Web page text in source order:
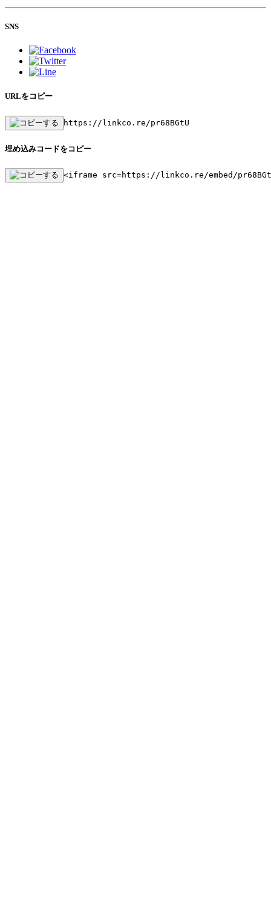
SNS
URLをコピー
https://linkco.re/pr68BGtU
埋め込みコードをコピー
<iframe src=https://linkco.re/embed/